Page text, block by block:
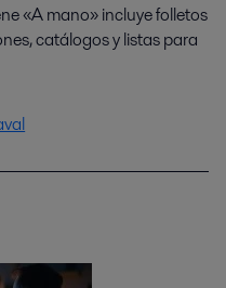
«A mano» incluye folletos
catálogos y listas para